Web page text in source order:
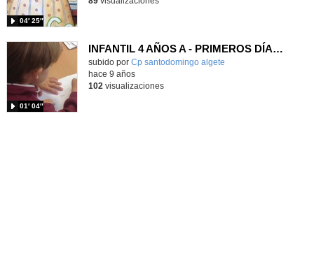
04′ 25″
INFANTIL 4 AÑOS A - PRIMEROS DÍAS EN EL COLE - ACITIVIDADES
subido por Cp santodomingo algete
01′ 04″
hace 9 años
102 visualizaciones